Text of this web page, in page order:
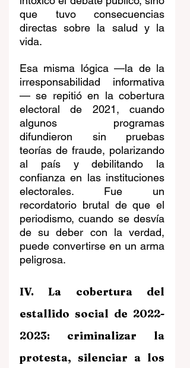
que tuvo consecuencias
directas sobre la salud y la
vida.
Esa misma lógica —la de la
irresponsabilidad informativa
— se repitió en la cobertura
electoral de 2021, cuando
algunos programas
difundieron sin pruebas
teorías de fraude, polarizando
al país y debilitando la
confianza en las instituciones
electorales. Fue un
recordatorio brutal de que el
periodismo, cuando se desvía
de su deber con la verdad,
puede convertirse en un arma
peligrosa.
IV. La cobertura del
estallido social de 2022-
2023: criminalizar la
protesta, silenciar a los